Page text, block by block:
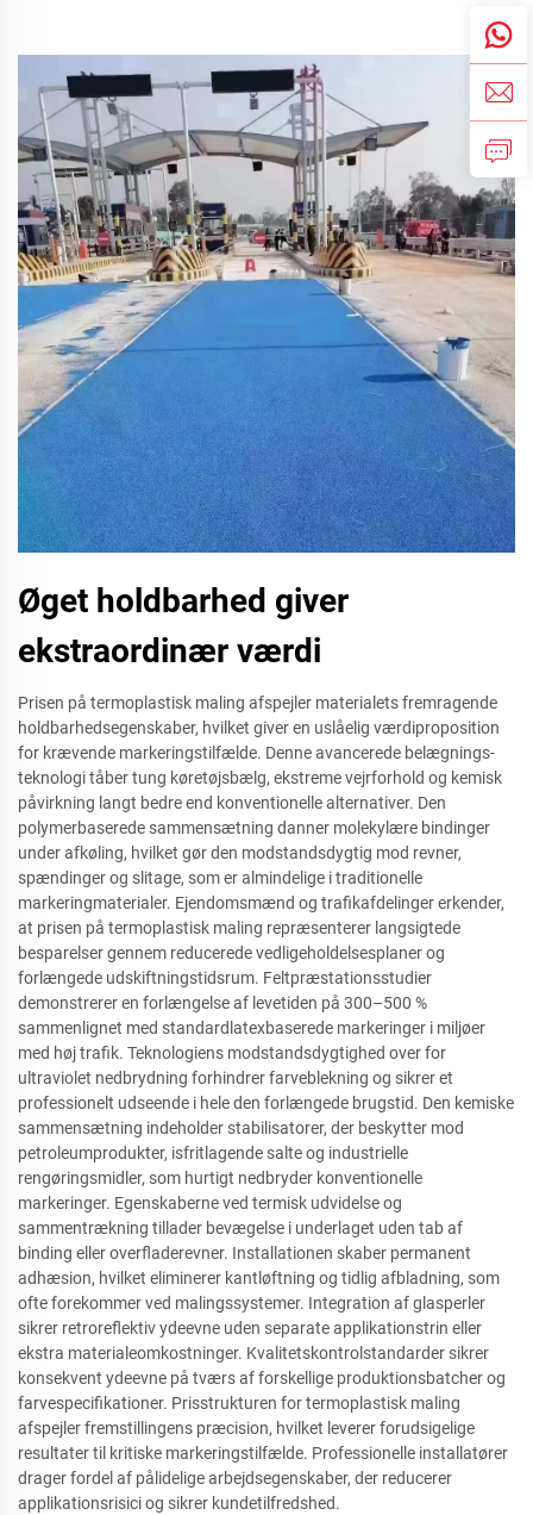
Øget holdbarhed giver
ekstraordinær værdi
Prisen på termoplastisk maling afspejler materialets fremragende
holdbarhedsegenskaber, hvilket giver en uslåelig værdiproposition
for krævende markeringstilfælde. Denne avancerede belægnings-
teknologi tåber tung køretøjsbælg, ekstreme vejrforhold og kemisk
påvirkning langt bedre end konventionelle alternativer. Den
polymerbaserede sammensætning danner molekylære bindinger
under afkøling, hvilket gør den modstandsdygtig mod revner,
spændinger og slitage, som er almindelige i traditionelle
markeringmaterialer. Ejendomsmænd og trafikafdelinger erkender,
at prisen på termoplastisk maling repræsenterer langsigtede
besparelser gennem reducerede vedligeholdelsesplaner og
forlængede udskiftningstidsrum. Feltpræstationsstudier
demonstrerer en forlængelse af levetiden på 300–500 %
sammenlignet med standardlatexbaserede markeringer i miljøer
med høj trafik. Teknologiens modstandsdygtighed over for
ultraviolet nedbrydning forhindrer farveblekning og sikrer et
professionelt udseende i hele den forlængede brugstid. Den kemiske
sammensætning indeholder stabilisatorer, der beskytter mod
petroleumprodukter, isfritlagende salte og industrielle
rengøringsmidler, som hurtigt nedbryder konventionelle
markeringer. Egenskaberne ved termisk udvidelse og
sammentrækning tillader bevægelse i underlaget uden tab af
binding eller overfladerevner. Installationen skaber permanent
adhæsion, hvilket eliminerer kantløftning og tidlig afbladning, som
ofte forekommer ved malingssystemer. Integration af glasperler
sikrer retroreflektiv ydeevne uden separate applikationstrin eller
ekstra materialeomkostninger. Kvalitetskontrolstandarder sikrer
konsekvent ydeevne på tværs af forskellige produktionsbatcher og
farvespecifikationer. Prisstrukturen for termoplastisk maling
afspejler fremstillingens præcision, hvilket leverer forudsigelige
resultater til kritiske markeringstilfælde. Professionelle installatører
drager fordel af pålidelige arbejdsegenskaber, der reducerer
applikationsrisici og sikrer kundetilfredshed.